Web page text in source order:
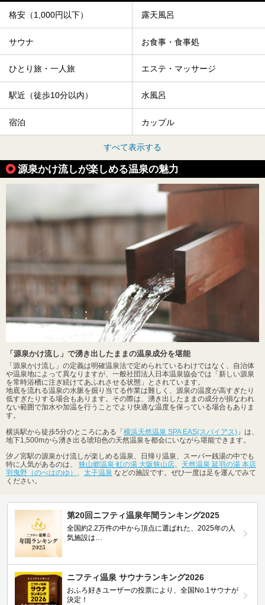
格安（1,000円以下） 露天風呂
サウナ お食事・食事処
ひとり旅・一人旅 エステ・マッサージ
駅近（徒歩10分以内） 水風呂
宿泊 カップル
すべて表示する
源泉かけ流しが楽しめる温泉の魅力
「源泉かけ流し」で湧き出したままの温泉成分を堪能
「源泉かけ流し」の定義は明確温泉法で定められているわけではなく、自治体
や温泉地によって異なりますが、一般社団法人日本温泉協会では「新しい源泉
を常時浴槽に注ぎ続けてあふれさせる状態」とされています。
地底を流れる温泉の水脈を掘り当てる作業は難しく、源泉の温度が高すぎたり
低すぎたりする場合もあります。その際は、湧き出したままの成分が損なわれ
ない範囲で加水や加温を行うことでより快適な温度を保っている場合もありま
す。
横浜駅から徒歩5分のところにある「横浜天然温泉 SPA EAS(スパイアス) 」は、
地下1,500mから湧き出る琥珀色の天然温泉を都会にいながら堪能できます。
汐ノ宮駅の源泉かけ流しが楽しめる温泉、日帰り温泉、スーパー銭湯の中でも
特に人気があるのは、 狭山郷温泉 虹の湯 大阪狭山店、 天然温泉 延羽の湯 本店
羽曳野（のべはのゆ） 、 太子温泉 などの施設です。ぜひ一度は足を運んでみて
ください。
第20回ニフティ温泉年間ランキング2025
全国約2.2万件の中から頂点に選ばれた、2025年の人
気施設は…
ニフティ温泉 サウナランキング2026
おふろ好きユーザーの投票により、全国No.1サウナが
決定！